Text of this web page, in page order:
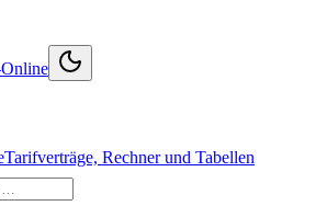
Tarifverträge, Rechner und Tabellen